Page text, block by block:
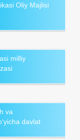
Oliy Majlisi
milliy
va
davlat